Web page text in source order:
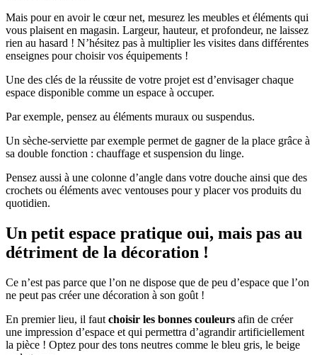
Mais pour en avoir le cœur net, mesurez les meubles et éléments qui
vous plaisent en magasin. Largeur, hauteur, et profondeur, ne laissez
rien au hasard ! N’hésitez pas à multiplier les visites dans différentes
enseignes pour choisir vos équipements !
Une des clés de la réussite de votre projet est d’envisager chaque
espace disponible comme un espace à occuper.
Par exemple, pensez au éléments muraux ou suspendus.
Un sèche-serviette par exemple permet de gagner de la place grâce à
sa double fonction : chauffage et suspension du linge.
Pensez aussi à une colonne d’angle dans votre douche ainsi que des
crochets ou éléments avec ventouses pour y placer vos produits du
quotidien.
Un petit espace pratique oui, mais pas au
détriment de la décoration !
Ce n’est pas parce que l’on ne dispose que de peu d’espace que l’on
ne peut pas créer une décoration à son goût !
En premier lieu, il faut choisir les bonnes couleurs afin de créer
une impression d’espace et qui permettra d’agrandir artificiellement
la pièce ! Optez pour des tons neutres comme le bleu gris, le beige